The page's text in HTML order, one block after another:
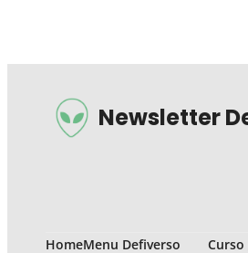
Newsletter
HomeMenu Defiverso Curso